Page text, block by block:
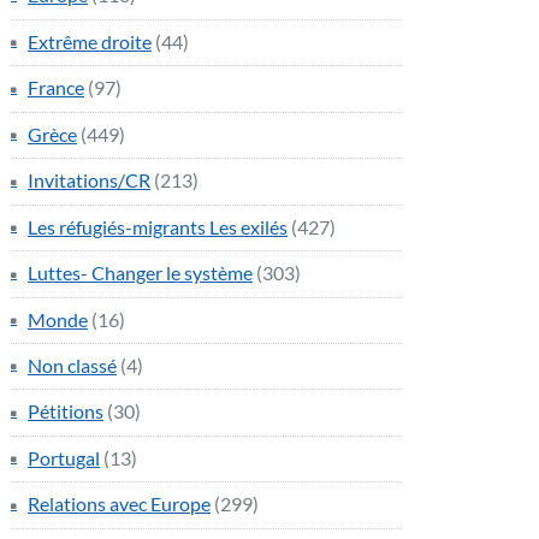
Extrême droite (44)
France (97)
Grèce (449)
Invitations/CR (213)
Les réfugiés-migrants Les exilés (427)
Luttes- Changer le système (303)
Monde (16)
Non classé (4)
Pétitions (30)
Portugal (13)
Relations avec Europe (299)